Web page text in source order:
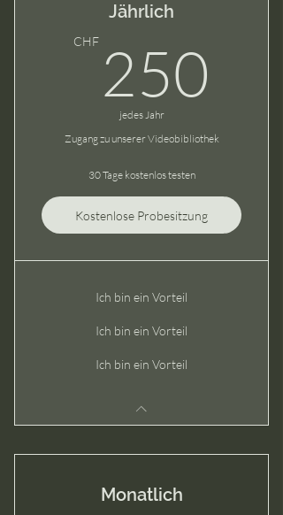
Jährlich
CHF 250
jedes Jahr
Zugang zu unserer Videobibliothek
30 Tage kostenlos testen
Kostenlose Probesitzung
Ich bin ein Vorteil
Ich bin ein Vorteil
Ich bin ein Vorteil
Monatlich